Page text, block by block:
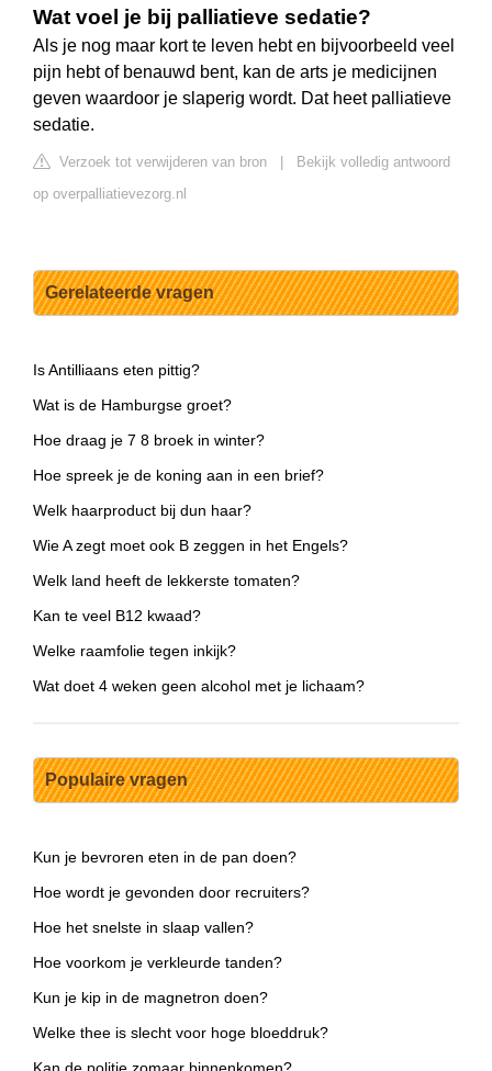
Wat voel je bij palliatieve sedatie?
Als je nog maar kort te leven hebt en bijvoorbeeld veel
pijn hebt of benauwd bent, kan de arts je medicijnen
geven waardoor je slaperig wordt. Dat heet palliatieve
sedatie.
Verzoek tot verwijderen van bron
Bekijk volledig antwoord
op overpalliatievezorg.nl
Gerelateerde vragen
Is Antilliaans eten pittig?
Wat is de Hamburgse groet?
Hoe draag je 7 8 broek in winter?
Hoe spreek je de koning aan in een brief?
Welk haarproduct bij dun haar?
Wie A zegt moet ook B zeggen in het Engels?
Welk land heeft de lekkerste tomaten?
Kan te veel B12 kwaad?
Welke raamfolie tegen inkijk?
Wat doet 4 weken geen alcohol met je lichaam?
Populaire vragen
Kun je bevroren eten in de pan doen?
Hoe wordt je gevonden door recruiters?
Hoe het snelste in slaap vallen?
Hoe voorkom je verkleurde tanden?
Kun je kip in de magnetron doen?
Welke thee is slecht voor hoge bloeddruk?